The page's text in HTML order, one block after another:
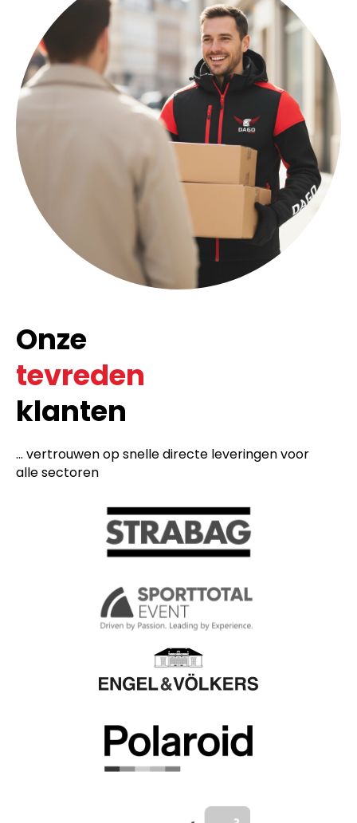
Onze
tevreden
klanten
... vertrouwen op snelle directe leveringen voor
alle sectoren